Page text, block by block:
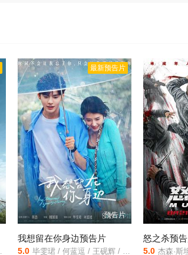
最新预告片
预告片
我想留在你身边预告片
5.0 毕雯珺 / 何蓝逗 / 王砚辉 / 侯勇 / 刘巴特尔 / 胡子轩 / 王勉 / 段博文
怒之杀预
5.0 杰森·斯坦森 / 安娜贝拉·沃丽丝 / 阿纳斯·费达拉维修斯 / 艾